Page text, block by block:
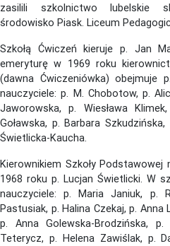
zasilili szkolnictwo lubelskie
środowisko Piask. Liceum
Szkołą Ćwiczeń kieruje p. Jan
emeryturę w 1969 roku
(dawna Ćwiczeniówka) obejmuje
nauczyciele: p. M. Chobotow, p.
Jaworowska, p. Wiesława
Goławska, p. Barbara
Świetlicka-Kaucha.
Kierownikiem Szkoły Podstawowej
1968 roku p. Lucjan Świetlicki. W
nauczyciele: p. Maria Janiuk, p.
Pastusiak, p. Halina Czekaj, p. Anna
p. Anna Golewska-Brodzińska,
Teterycz, p. Helena Zawiślak, p.